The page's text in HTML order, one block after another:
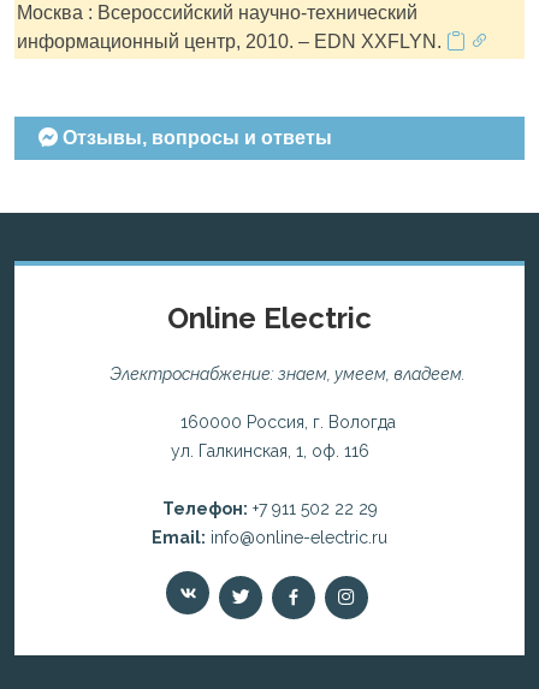
Москва : Всероссийский научно-технический
информационный центр, 2010. – EDN XXFLYN.
Отзывы, вопросы и ответы
Online Electric
Электроснабжение: знаем, умеем, владеем.
160000 Россия, г. Вологда
ул. Галкинская, 1, оф. 116
Телефон: +7 911 502 22 29
Email: info@online-electric.ru